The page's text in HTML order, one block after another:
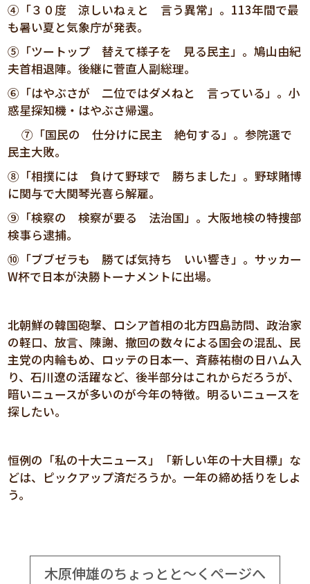
④「３０度 涼しいねぇと 言う異常」。113年間で最
も暑い夏と気象庁が発表。
⑤「ツートップ 替えて様子を 見る民主」。鳩山由紀
夫首相退陣。後継に菅直人副総理。
⑥「はやぶさが 二位ではダメねと 言っている」。小
惑星探知機・はやぶさ帰還。
⑦「国民の 仕分けに民主 絶句する」。参院選で
民主大敗。
⑧「相撲には 負けて野球で 勝ちました」。野球賭博
に関与で大関琴光喜ら解雇。
⑨「検察の 検察が要る 法治国」。大阪地検の特捜部
検事ら逮捕。
⑩「ブブゼラも 勝てば気持ち いい響き」。サッカー
W杯で日本が決勝トーナメントに出場。
北朝鮮の韓国砲撃、ロシア首相の北方四島訪問、政治家
の軽口、放言、陳謝、撤回の数々による国会の混乱、民
主党の内輪もめ、ロッテの日本一、斉藤祐樹の日ハム入
り、石川遼の活躍など、後半部分はこれからだろうが、
暗いニュースが多いのが今年の特徴。明るいニュースを
探したい。
恒例の「私の十大ニュース」「新しい年の十大目標」な
どは、ピックアップ済だろうか。一年の締め括りをしよ
う。
木原伸雄のちょっとと～くページへ